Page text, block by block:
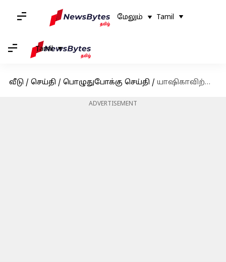
மேலும் Tamil
Tamil
வீடு / செய்தி / பொழுதுபோக்கு செய்தி / யாஷிகாவிற்கு பிடி வாரண்ட் விதித்த செங்கல்பட்டு நீதிமன்றம்; ரசிகர்கள் அதிர்ச்சி
ADVERTISEMENT